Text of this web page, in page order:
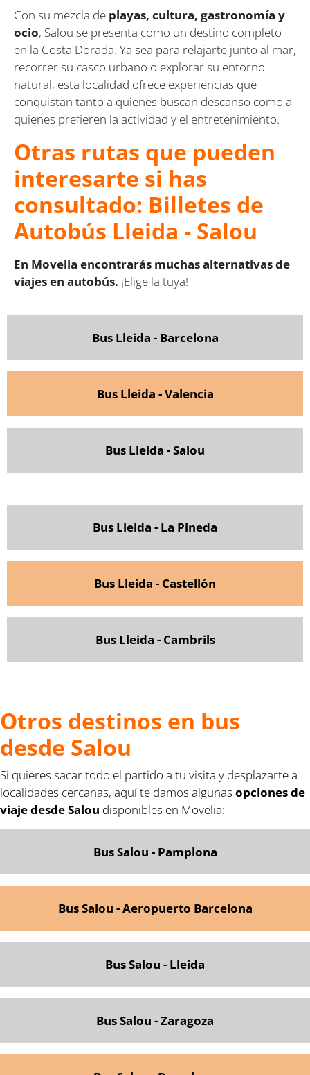
Con su mezcla de playas, cultura, gastronomía y
ocio, Salou se presenta como un destino completo
en la Costa Dorada. Ya sea para relajarte junto al mar,
recorrer su casco urbano o explorar su entorno
natural, esta localidad ofrece experiencias que
conquistan tanto a quienes buscan descanso como a
quienes prefieren la actividad y el entretenimiento.
Otras rutas que pueden
interesarte si has
consultado: Billetes de
Autobús Lleida - Salou
En Movelia encontrarás muchas alternativas de
viajes en autobús. ¡Elige la tuya!
Bus Lleida - Barcelona
Bus Lleida - Valencia
Bus Lleida - Salou
Bus Lleida - La Pineda
Bus Lleida - Castellón
Bus Lleida - Cambrils
Otros destinos en bus
desde Salou
Si quieres sacar todo el partido a tu visita y desplazarte a
localidades cercanas, aquí te damos algunasopciones de
viaje desde Salou disponibles en Movelia:
Bus Salou - Pamplona
Bus Salou - Aeropuerto Barcelona
Bus Salou - Lleida
Bus Salou - Zaragoza